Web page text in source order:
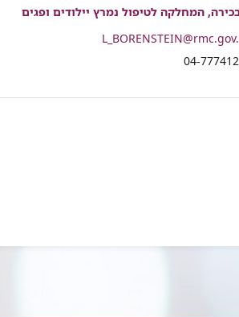
המחלקה לטיפול נמרץ יילודים ופגים
04-